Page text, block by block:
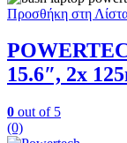
Προσθήκη στη
15.6″, 2x
0 out of 5
(0)